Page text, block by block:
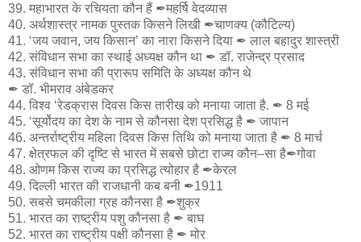
39. महाभारत के रचियता कौन हैं ✒महर्षि वेदव्यास
40. अर्थशास्त्र नामक पुस्तक किसने लिखी ✒चाणक्य (कौटिल्य)
41. ‘जय जवान, जय किसान’ का नारा किसने दिया ✒ लाल बहादुर शास्त्री
42. संविधान सभा का स्थाई अध्यक्ष कौन था ✒ डॉ. राजेन्द्र प्रसाद
43. संविधान सभा की प्रारूप समिति के अध्यक्ष कौन थे
✒ डॉ. भीमराव अंबेडकर
44. विश्व ‘रेडक्रास दिवस किस तारीख को मनाया जाता है. ✒ 8 मई
45. ‘सूर्योदय का देश के नाम से कौनसा देश प्रसिद्ध है ✒ जापान
46. अन्तर्राष्ट्रीय महिला दिवस किस तिथि को मनाया जाता है ✒ 8 मार्च
47. क्षेत्रफल की दृष्टि से भारत में सबसे छोटा राज्य कौन–सा है✒गोवा
48. ओणम किस राज्य का प्रसिद्ध त्योहार है ✒केरल
49. दिल्ली भारत की राजधानी कब बनी ✒1911
50. सबसे चमकीला ग्रह कौनसा है ✒शुक्र
51. भारत का राष्ट्रीय पशु कौनसा है ✒ बाघ
52. भारत का राष्ट्रीय पक्षी कौनसा है ✒ मोर